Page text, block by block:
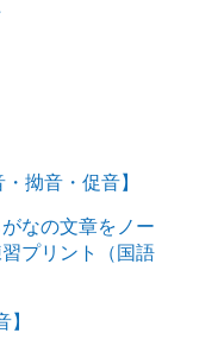
拗音・促音】
なの文章をノー
プリント（国語